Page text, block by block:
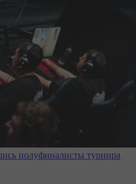
полуфиналисты турнира